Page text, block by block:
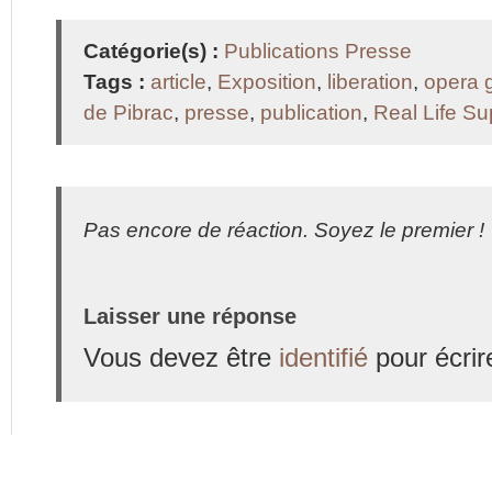
Catégorie(s) : Publications Presse
Tags : article, Exposition, liberation, opera
de Pibrac, presse, publication, Real Life
Pas encore de réaction. Soyez le premier !
Laisser une réponse
Vous devez être identifié pour